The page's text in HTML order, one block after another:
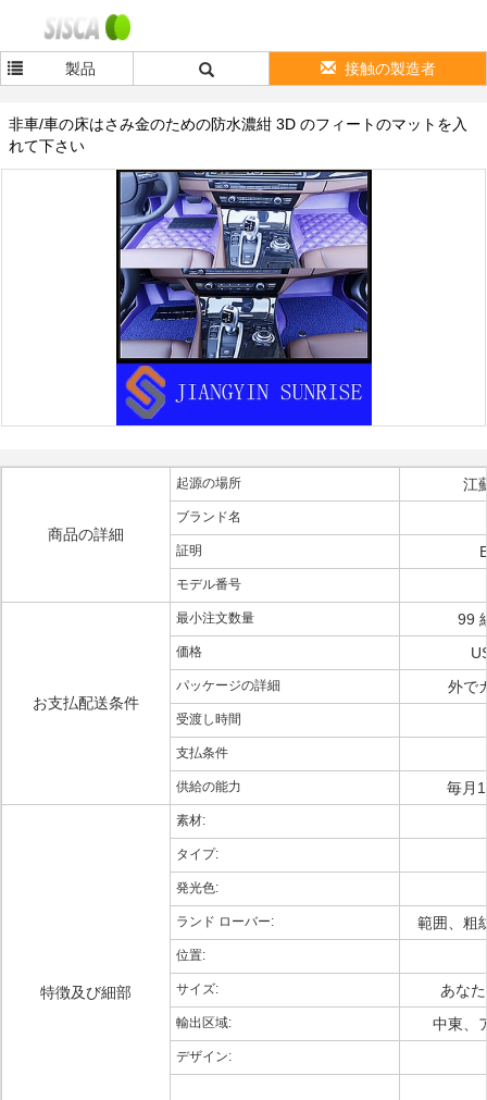
製品 接触の製造者
非車/車の床はさみ金のための防水濃紺 3D のフィートのマットを入
れて下さい
商品の詳細
起源の場所 江
ブランド名
証明
モデル番号
お支払配送条件
最小注文数量 99
価格
パッケージの詳細 外で
受渡し時間
支払条件
供給の能力 毎月
特徴及び細部
素材:
タイプ:
発光色:
ランド ローバー: 範囲、粗
位置:
サイズ: あな
輸出区域: 中東、
デザイン: